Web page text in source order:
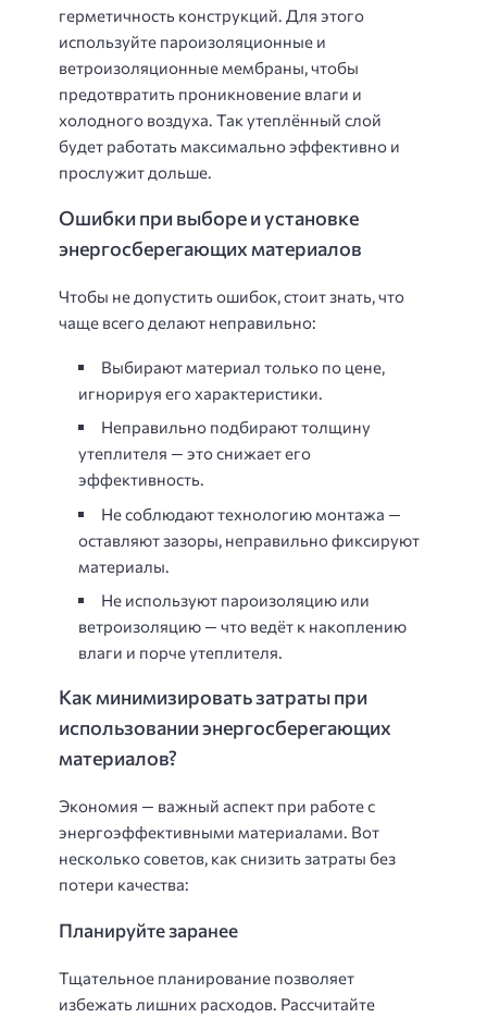
герметичность конструкций. Для этого
используйте пароизоляционные и
ветроизоляционные мембраны, чтобы
предотвратить проникновение влаги и
холодного воздуха. Так утеплённый слой
будет работать максимально эффективно и
прослужит дольше.
Ошибки при выборе и установке
энергосберегающих материалов
Чтобы не допустить ошибок, стоит знать, что
чаще всего делают неправильно:
Выбирают материал только по цене,
игнорируя его характеристики.
Неправильно подбирают толщину
утеплителя — это снижает его
эффективность.
Не соблюдают технологию монтажа —
оставляют зазоры, неправильно фиксируют
материалы.
Не используют пароизоляцию или
ветроизоляцию — что ведёт к накоплению
влаги и порче утеплителя.
Как минимизировать затраты при
использовании энергосберегающих
материалов?
Экономия — важный аспект при работе с
энергоэффективными материалами. Вот
несколько советов, как снизить затраты без
потери качества:
Планируйте заранее
Тщательное планирование позволяет
избежать лишних расходов. Рассчитайте